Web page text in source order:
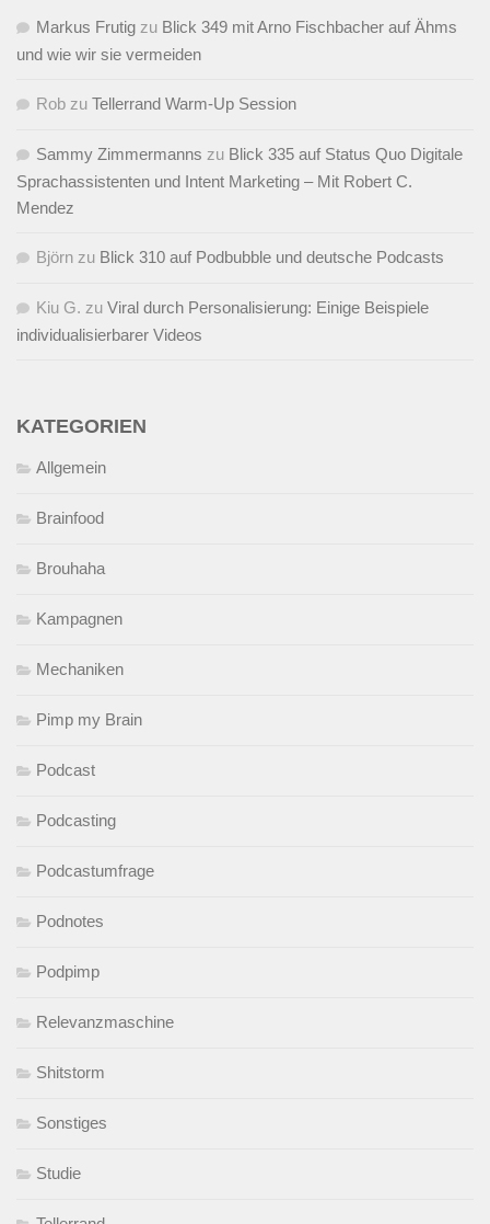
Markus Frutig zu Blick 349 mit Arno Fischbacher auf Ähms
und wie wir sie vermeiden
Rob zu Tellerrand Warm-Up Session
Sammy Zimmermanns zu Blick 335 auf Status Quo Digitale
Sprachassistenten und Intent Marketing – Mit Robert C.
Mendez
Björn zu Blick 310 auf Podbubble und deutsche Podcasts
Kiu G. zu Viral durch Personalisierung: Einige Beispiele
individualisierbarer Videos
KATEGORIEN
Allgemein
Brainfood
Brouhaha
Kampagnen
Mechaniken
Pimp my Brain
Podcast
Podcasting
Podcastumfrage
Podnotes
Podpimp
Relevanzmaschine
Shitstorm
Sonstiges
Studie